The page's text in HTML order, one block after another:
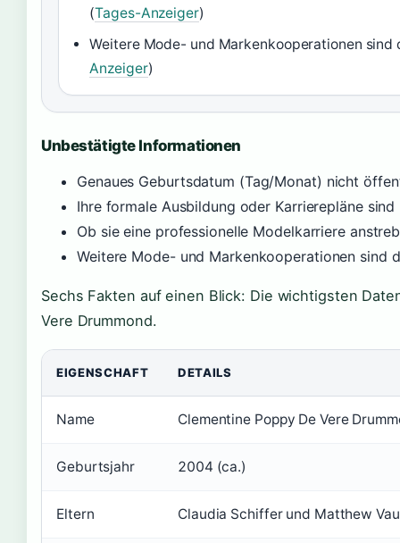
(Tages-Anzeiger)
Weitere Mode- und Markenkooperationen sind
Anzeiger)
Unbestätigte Informationen
Genaues Geburtsdatum (Tag/Monat) nicht
Ihre formale Ausbildung oder Karrierepläne
Ob sie eine professionelle Modelkarriere
Weitere Mode- und Markenkooperationen sind
Sechs Fakten auf einen Blick: Die wichtigsten
Vere Drummond.
EIGENSCHAFT DETAILS
Name Clementine Poppy De Vere
Geburtsjahr 2004 (ca.)
Eltern Claudia Schiffer und Matthew